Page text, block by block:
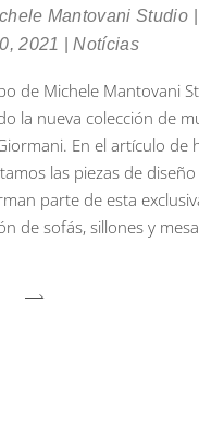
Mantovani Studio
2021
Notícias
de Michele Mantovani
la nueva colección de
En el artículo de
las piezas de
parte de esta
de sofás, sillones y